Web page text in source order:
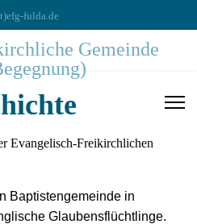
fulda.de
Evangelisch-Freikirchlichen
Baptistengemeinde in
Glaubensflüchtlinge.